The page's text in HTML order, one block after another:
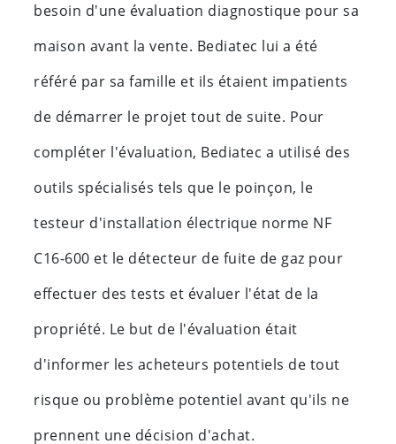
besoin d'une évaluation diagnostique pour sa
maison avant la vente. Bediatec lui a été
référé par sa famille et ils étaient impatients
de démarrer le projet tout de suite. Pour
compléter l'évaluation, Bediatec a utilisé des
outils spécialisés tels que le poinçon, le
testeur d'installation électrique norme NF
C16-600 et le détecteur de fuite de gaz pour
effectuer des tests et évaluer l'état de la
propriété. Le but de l'évaluation était
d'informer les acheteurs potentiels de tout
risque ou problème potentiel avant qu'ils ne
prennent une décision d'achat.